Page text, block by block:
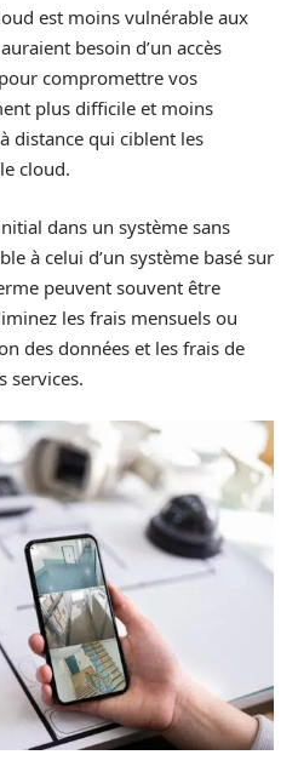
est moins vulnérable aux
besoin d’un accès
compromettre vos
plus difficile et moins
distance qui ciblent les
cloud.
dans un système sans
à celui d’un système basé sur
peuvent souvent être
les frais mensuels ou
des données et les frais de
services.